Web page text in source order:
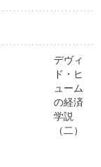
デヴィ
ド・ヒ
ューム
の経済
学説
（二）